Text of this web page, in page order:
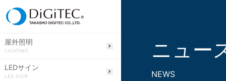
屋外照明
LIGHTING
LEDサイン
LED SIGN
ニュー
NEWS